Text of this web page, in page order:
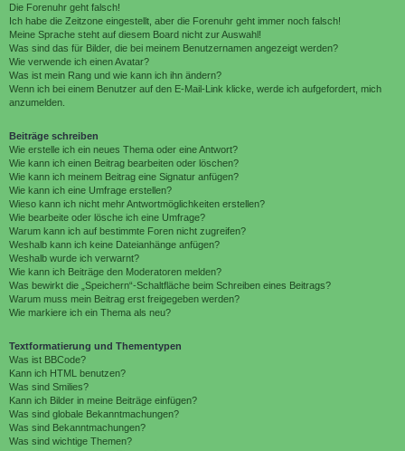
Die Forenuhr geht falsch!
Ich habe die Zeitzone eingestellt, aber die Forenuhr geht immer noch falsch!
Meine Sprache steht auf diesem Board nicht zur Auswahl!
Was sind das für Bilder, die bei meinem Benutzernamen angezeigt werden?
Wie verwende ich einen Avatar?
Was ist mein Rang und wie kann ich ihn ändern?
Wenn ich bei einem Benutzer auf den E-Mail-Link klicke, werde ich aufgefordert, mich
anzumelden.
Beiträge schreiben
Wie erstelle ich ein neues Thema oder eine Antwort?
Wie kann ich einen Beitrag bearbeiten oder löschen?
Wie kann ich meinem Beitrag eine Signatur anfügen?
Wie kann ich eine Umfrage erstellen?
Wieso kann ich nicht mehr Antwortmöglichkeiten erstellen?
Wie bearbeite oder lösche ich eine Umfrage?
Warum kann ich auf bestimmte Foren nicht zugreifen?
Weshalb kann ich keine Dateianhänge anfügen?
Weshalb wurde ich verwarnt?
Wie kann ich Beiträge den Moderatoren melden?
Was bewirkt die „Speichern“-Schaltfläche beim Schreiben eines Beitrags?
Warum muss mein Beitrag erst freigegeben werden?
Wie markiere ich ein Thema als neu?
Textformatierung und Thementypen
Was ist BBCode?
Kann ich HTML benutzen?
Was sind Smilies?
Kann ich Bilder in meine Beiträge einfügen?
Was sind globale Bekanntmachungen?
Was sind Bekanntmachungen?
Was sind wichtige Themen?